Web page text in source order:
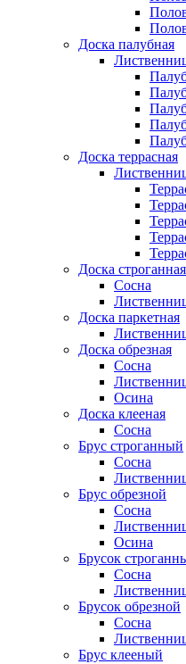
Доска палубная
Доска террасная
Доска строганная
Сосна
Доска паркетная
Доска обрезная
Сосна
Осина
Доска клееная
Сосна
Брус строганный
Сосна
Брус обрезной
Сосна
Осина
Брусок
Сосна
Брусок обрезной
Сосна
Брус клееный